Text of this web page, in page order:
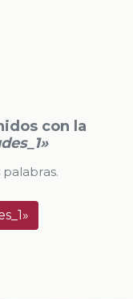
con la